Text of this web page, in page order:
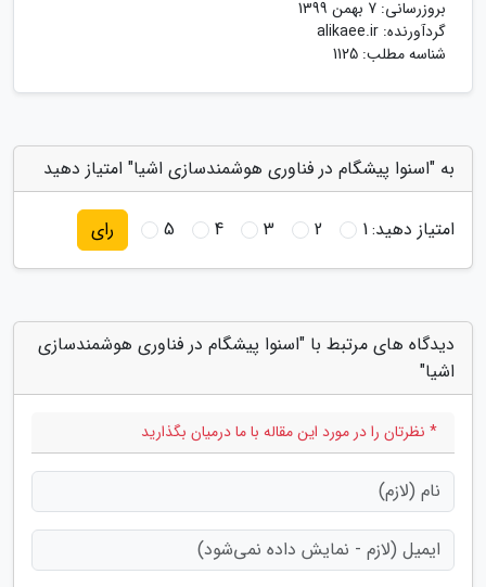
بروزرسانی: 7 بهمن 1399
گردآورنده: alikaee.ir
شناسه مطلب: 1125
به "اسنوا پیشگام در فناوری هوشمندسازی اشیا" امتیاز دهید
امتیاز دهید:1
2
3
4
5 رای
دیدگاه های مرتبط با "اسنوا پیشگام در فناوری هوشمندسازی
اشیا"
* نظرتان را در مورد این مقاله با ما درمیان بگذارید